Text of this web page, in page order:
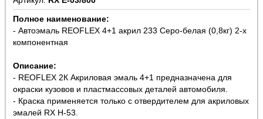
Полное наименование:
- Автоэмаль REOFLEX 4+1 акрил 233 Серо-белая (0,8кг) 2-х
компонентная
Описание:
- REOFLEX 2К Акриловая эмаль 4+1 предназначена для
окраски кузовов и пластмассовых деталей автомобиля.
- Краска применяется только с отвердителем для акриловых
эмалей RX H-53.